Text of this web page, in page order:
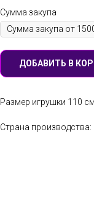
Сумма закупа
ДОБАВИТЬ В
Размер игрушки 110 см
Страна